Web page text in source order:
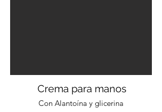
Crema para manos
Con Alantoína y glicerina